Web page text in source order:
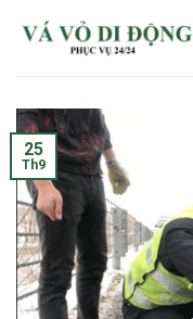
25
Th9